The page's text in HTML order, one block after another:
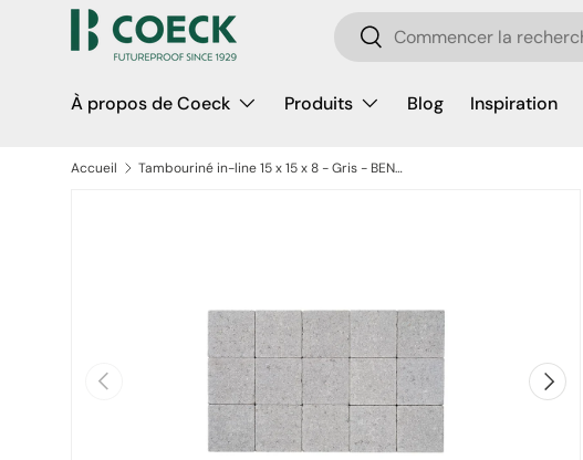
Aller au contenu Recherche
Rechercher
À propos de Coeck Produits Blog Inspiration
Accueil Tambouriné in-line 15 x 15 x 8 - Gris - BENOR
Précédent Suivant